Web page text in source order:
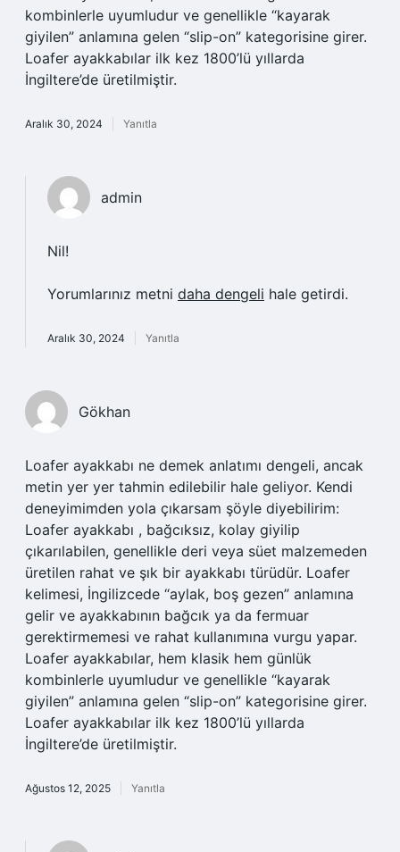
kombinlerle uyumludur ve genellikle “kayarak
giyilen” anlamına gelen “slip-on” kategorisine girer.
Loafer ayakkabılar ilk kez 1800’lü yıllarda
İngiltere’de üretilmiştir.
Aralık 30, 2024 Yanıtla
admin
Nil!
Yorumlarınız metni daha dengeli hale getirdi.
Aralık 30, 2024 Yanıtla
Gökhan
Loafer ayakkabı ne demek anlatımı dengeli, ancak
metin yer yer tahmin edilebilir hale geliyor. Kendi
deneyimimden yola çıkarsam şöyle diyebilirim:
Loafer ayakkabı , bağcıksız, kolay giyilip
çıkarılabilen, genellikle deri veya süet malzemeden
üretilen rahat ve şık bir ayakkabı türüdür. Loafer
kelimesi, İngilizcede “aylak, boş gezen” anlamına
gelir ve ayakkabının bağcık ya da fermuar
gerektirmemesi ve rahat kullanımına vurgu yapar.
Loafer ayakkabılar, hem klasik hem günlük
kombinlerle uyumludur ve genellikle “kayarak
giyilen” anlamına gelen “slip-on” kategorisine girer.
Loafer ayakkabılar ilk kez 1800’lü yıllarda
İngiltere’de üretilmiştir.
Ağustos 12, 2025 Yanıtla